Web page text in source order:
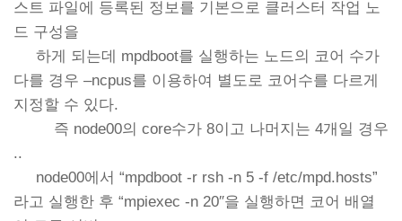
스트 파일에 등록된 정보를 기본으로 클러스터 작업 노
드 구성을
하게 되는데 mpdboot를 실행하는 노드의 코어 수가
다를 경우 –ncpus를 이용하여 별도로 코어수를 다르게
지정할 수 있다.
즉 node00의 core수가 8이고 나머지는 4개일 경우
..
node00에서 “mpdboot -r rsh -n 5 -f /etc/mpd.hosts”
라고 실행한 후 “mpiexec -n 20″을 실행하면 코어 배열